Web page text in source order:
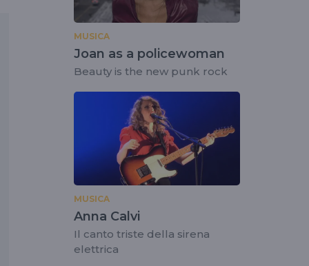
MUSICA
Joan as a policewoman
Beauty is the new punk rock
MUSICA
Anna Calvi
Il canto triste della sirena
elettrica